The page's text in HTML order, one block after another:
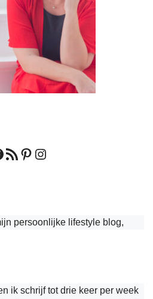
RSS feedPinterest
Instagram
persoonlijke lifestyle blog,
ik schrijf tot drie keer per week